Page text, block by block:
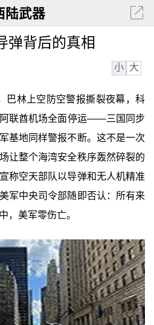
陆武器
弹背后的真相
小 大
巴林上空防空警报撕裂夜幕，科
联酋机场全面停运——三国同步
基地同样警报不断。这不是一次
让整个海湾安全秩序轰然碎裂的
称空天部队以导弹和无人机精准
军中央司令部随即否认：所有来
，美军零伤亡。